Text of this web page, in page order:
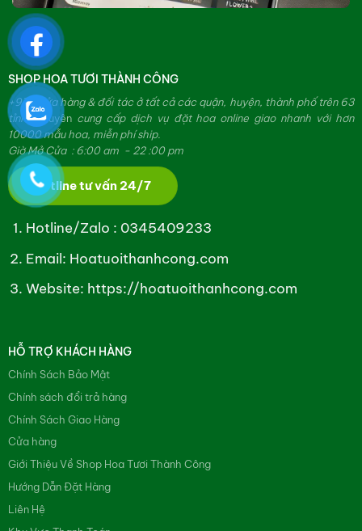
SHOP HOA TƯƠI THÀNH CÔNG
+979 cửa hàng & đối tác ở tất cả các quận, huyện, thành phố trên 63
tỉnh.Chuyêncung cấp dịch vụ đặt hoa online giao nhanh với hơn
10000 mẫu hoa, miễn phí ship.
Giờ Mở Cửa : 6:00 am - 22 :00 pm
Hotline tư vấn 24/7
Hotline/Zalo : 0345409233
Email: Hoatuoithanhcong.com
Website: https://hoatuoithanhcong.com
HỖ TRỢ KHÁCH HÀNG
Chính Sách Bảo Mật
Chính sách đổi trả hàng
Chính Sách Giao Hàng
Cửa hàng
Giới Thiệu Về Shop Hoa Tươi Thành Công
Hướng Dẫn Đặt Hàng
Liên Hệ